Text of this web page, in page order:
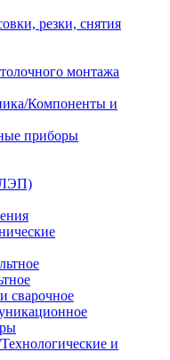
резки, снятия
монтажа
Компоненты и
приборы
сварочное
и